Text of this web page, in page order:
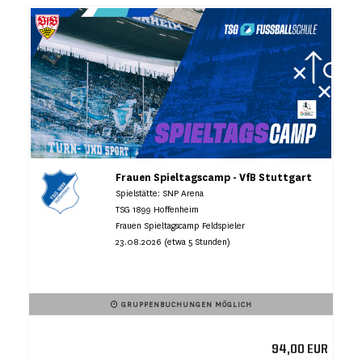
Frauen Spieltagscamp - VfB Stuttgart
Spielstätte: SNP Arena
TSG 1899 Hoffenheim
Frauen Spieltagscamp Feldspieler
23.08.2026 (etwa 5 Stunden)
GRUPPENBUCHUNGEN MÖGLICH
94,00 EUR